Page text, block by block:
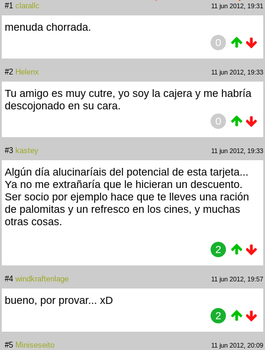
#1 clarallc 11 jun 2012, 19:31
menuda chorrada.
0
#2 Helenx 11 jun 2012, 19:33
Tu amigo es muy cutre, yo soy la cajera y me habría
descojonado en su cara.
0
#3 kastey 11 jun 2012, 19:33
Algún día alucinaríais del potencial de esta tarjeta...
Ya no me extrañaría que le hicieran un descuento.
Ser socio por ejemplo hace que te lleves una ración
de palomitas y un refresco en los cines, y muchas
otras cosas.
2
#4 windkraftenlage 11 jun 2012, 19:57
bueno, por provar... xD
2
#5 Miniseseito 11 jun 2012, 20:09